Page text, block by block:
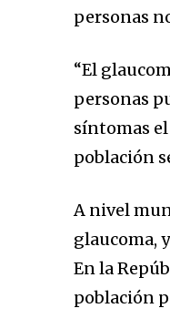
personas
“El
personas
síntomas
población
A nivel
glaucoma,
En la
población